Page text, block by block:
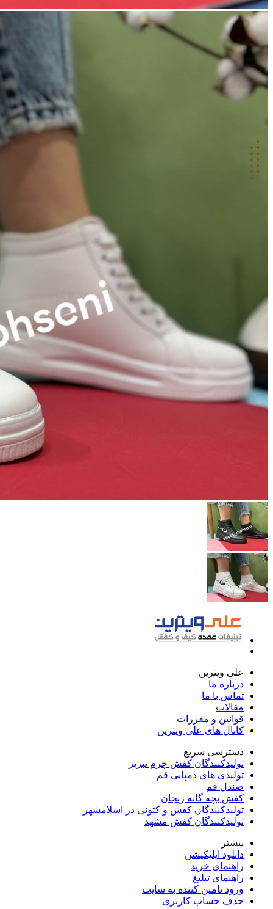
علی ویترین
درباره ما
تماس با ما
مقالات
قوانین و مقررات
کانال های علی ویترین
دسترسی سریع
تولیدکنندگان کفش چرم تبریز
تولیدی های دمپایی قم
صندل قم
کفش بچه گانه زنجان
تولیدکنندگان کفش و کتونی در اسلامشهر
تولیدکنندگان کفش مشهد
بیشتر
دانلود اپلیکیشن
راهنمای خرید
راهنمای تبلیغ
ورود تامین کننده به سایت
حذف حساب کاربری